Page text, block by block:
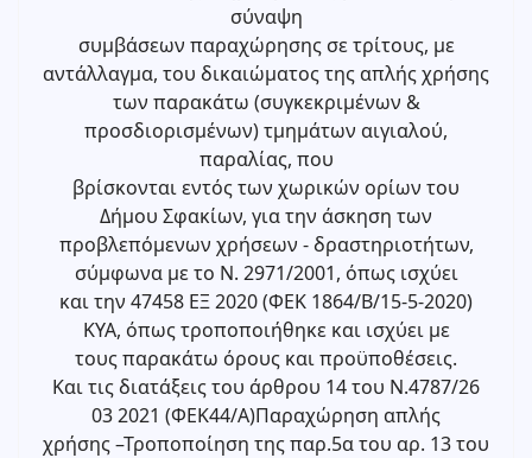
σύναψη
συμβάσεων παραχώρησης σε τρίτους, με
αντάλλαγμα, του δικαιώματος της απλής χρήσης
των παρακάτω (συγκεκριμένων &
προσδιορισμένων) τμημάτων αιγιαλού,
παραλίας, που
βρίσκονται εντός των χωρικών ορίων του
Δήμου Σφακίων, για την άσκηση των
προβλεπόμενων χρήσεων - δραστηριοτήτων,
σύμφωνα με το Ν. 2971/2001, όπως ισχύει
και την 47458 ΕΞ 2020 (ΦΕΚ 1864/Β/15-5-2020)
ΚΥΑ, όπως τροποποιήθηκε και ισχύει με
τους παρακάτω όρους και προϋποθέσεις.
Και τις διατάξεις του άρθρου 14 του Ν.4787/26
03 2021 (ΦΕΚ44/Α)Παραχώρηση απλής
χρήσης –Τροποποίηση της παρ.5α του αρ. 13 του